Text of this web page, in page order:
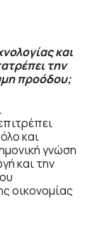
και
την
προόδου;
και
γνώση
και την
οικονομίας